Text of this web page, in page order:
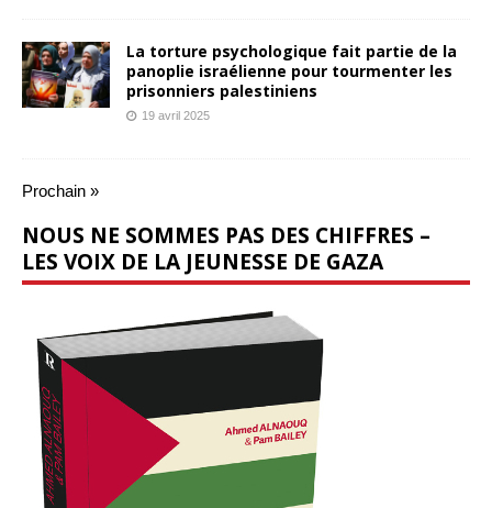
La torture psychologique fait partie de la
panoplie israélienne pour tourmenter les
prisonniers palestiniens
19 avril 2025
Prochain »
NOUS NE SOMMES PAS DES CHIFFRES –
LES VOIX DE LA JEUNESSE DE GAZA